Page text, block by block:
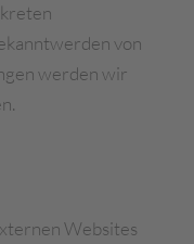
von
werden wir
Websites